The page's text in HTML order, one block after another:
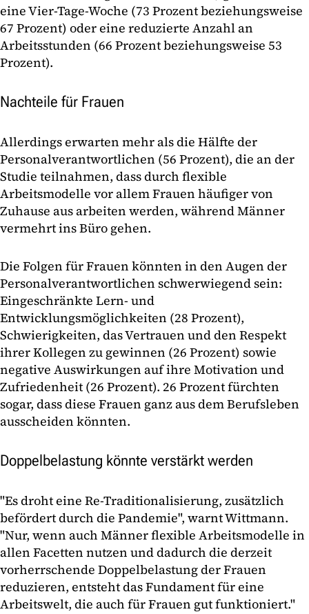
eine Vier-Tage-Woche (73 Prozent beziehungsweise
67 Prozent) oder eine reduzierte Anzahl an
Arbeitsstunden (66 Prozent beziehungsweise 53
Prozent).
Nachteile für Frauen
Allerdings erwarten mehr als die Hälfte der
Personalverantwortlichen (56 Prozent), die an der
Studie teilnahmen, dass durch flexible
Arbeitsmodelle vor allem Frauen häufiger von
Zuhause aus arbeiten werden, während Männer
vermehrt ins Büro gehen.
Die Folgen für Frauen könnten in den Augen der
Personalverantwortlichen schwerwiegend sein:
Eingeschränkte Lern- und
Entwicklungsmöglichkeiten (28 Prozent),
Schwierigkeiten, das Vertrauen und den Respekt
ihrer Kollegen zu gewinnen (26 Prozent) sowie
negative Auswirkungen auf ihre Motivation und
Zufriedenheit (26 Prozent). 26 Prozent fürchten
sogar, dass diese Frauen ganz aus dem Berufsleben
ausscheiden könnten.
Doppelbelastung könnte verstärkt werden
"Es droht eine Re-Traditionalisierung, zusätzlich
befördert durch die Pandemie", warnt Wittmann.
"Nur, wenn auch Männer flexible Arbeitsmodelle in
allen Facetten nutzen und dadurch die derzeit
vorherrschende Doppelbelastung der Frauen
reduzieren, entsteht das Fundament für eine
Arbeitswelt, die auch für Frauen gut funktioniert."